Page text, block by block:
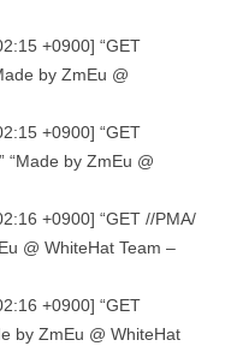
+0900] “GET
by ZmEu @
+0900] “GET
“Made by ZmEu @
+0900] “GET //PMA/
@ WhiteHat Team –
+0900] “GET
by ZmEu @ WhiteHat